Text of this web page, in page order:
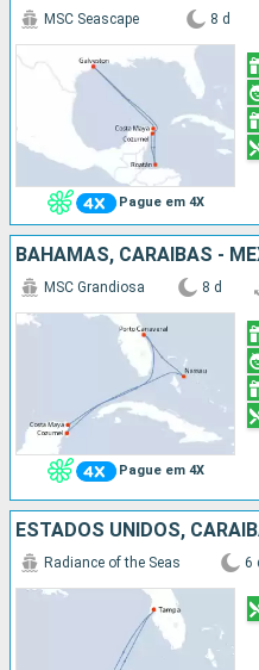
Pague em 4X
MSC Seascape 8 d
Pague em 4X
MSC Grandiosa 8 d
ESTADOS UNIDOS,
Radiance of the Seas 6